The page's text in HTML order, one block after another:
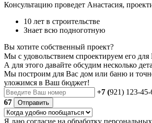
Консультацию проведет Анастасия,
10 лет в строительстве
Знает всю подноготную
Вы хотите собственный проект?
Мы с удовольствием спроектируем его для
А для этого давайте обсудим несколько
Мы построим для Вас дом или баню и
уложимся в Ваш бюджет!
+7 (921) 123-45-
67
Отправить